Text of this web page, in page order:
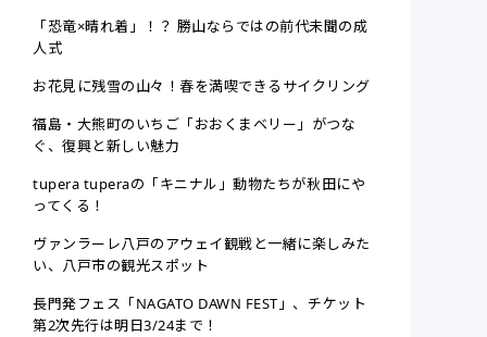
「恐竜×晴れ着」！？ 勝山ならではの前代未聞の成
人式
お花見に残雪の山々！春を満喫できるサイクリング
福島・大熊町のいちご「おおくまベリー」がつな
ぐ、復興と新しい魅力
tupera tuperaの「キニナル」動物たちが秋田にや
ってくる！
ヴァンラーレ八戸のアウェイ観戦と一緒に楽しみた
い、八戸市の観光スポット
長門発フェス「NAGATO DAWN FEST」、チケット
第2次先行は明日3/24まで！